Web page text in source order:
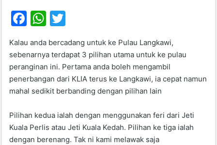
F
c
e
b
o
o
k
W
at
s
A
p
p
itt
er
Kalau anda bercadang untuk ke Pulau Langkawi,
sebenarnya terdapat 3 pilihan utama untuk ke pulau
peranginan ini. Pertama anda boleh mengambil
penerbangan dari KLIA terus ke Langkawi, ia cepat namun
mahal sedikit berbanding dengan pilihan lain
Pilihan kedua ialah dengan menggunakan feri dari Jeti
Kuala Perlis atau Jeti Kuala Kedah. Pilihan ke tiga ialah
dengan berenang. Tak ni kami melawak saja